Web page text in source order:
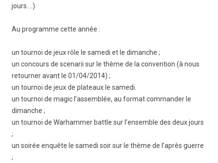
jours….)
Au programme cette année :
un tournoi de jeux rôle le samedi et le dimanche ;
un concours de scenarii sur le thème de la convention (à nous
retourner avant le 01/04/2014) ;
un tournoi de jeux de plateaux le samedi.
un tournoi de magic l’assemblée, au format commander le
dimanche ;
un tournoi de Warhammer battle sur l’ensemble des deux jours
;
un soirée enquête le samedi soir sur le thème de l’après guerre
;